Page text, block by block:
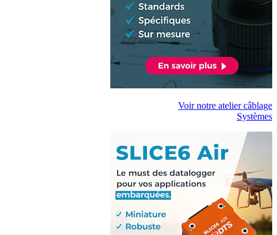
Voir notre atelier câblage
Systèmes